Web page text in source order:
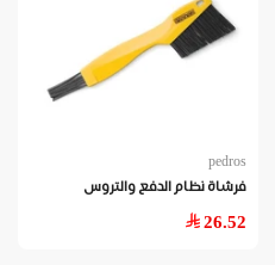
pedros
فرشاة نظام الدفع والتروس
26.52